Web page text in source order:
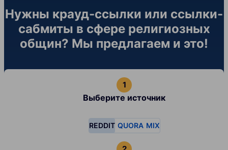
Нужны крауд-ссылки или ссылки-
сабмиты в сфере религиозных
общин? Мы предлагаем и это!
Выберите источник
REDDIT QUORA MIX